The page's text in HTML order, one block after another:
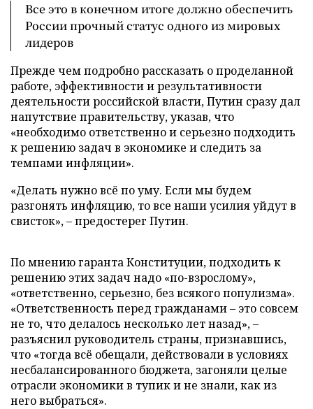
Все это в конечном итоге должно обеспечить
России прочный статус одного из мировых
лидеров
Прежде чем подробно рассказать о проделанной
работе, эффективности и результативности
деятельности российской власти, Путин сразу дал
напутствие правительству, указав, что
«необходимо ответственно и серьезно подходить
к решению задач в экономике и следить за
темпами инфляции».
«Делать нужно всё по уму. Если мы будем
разгонять инфляцию, то все наши усилия уйдут в
свисток», – предостерег Путин.
По мнению гаранта Конституции, подходить к
решению этих задач надо «по-взрослому»,
«ответственно, серьезно, без всякого популизма».
«Ответственность перед гражданами – это совсем
не то, что делалось несколько лет назад», –
разъяснил руководитель страны, признавшись,
что «тогда всё обещали, действовали в условиях
несбалансированного бюджета, загоняли целые
отрасли экономики в тупик и не знали, как из
него выбраться».